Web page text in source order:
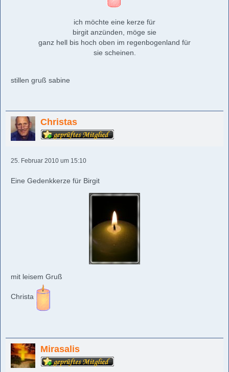
ich möchte eine kerze für
birgit anzünden, möge sie
ganz hell bis hoch oben im regenbogenland für
sie scheinen.
stillen gruß sabine
Christas
25. Februar 2010 um 15:10
Eine Gedenkkerze für Birgit
mit leisem Gruß
Christa
Mirasalis